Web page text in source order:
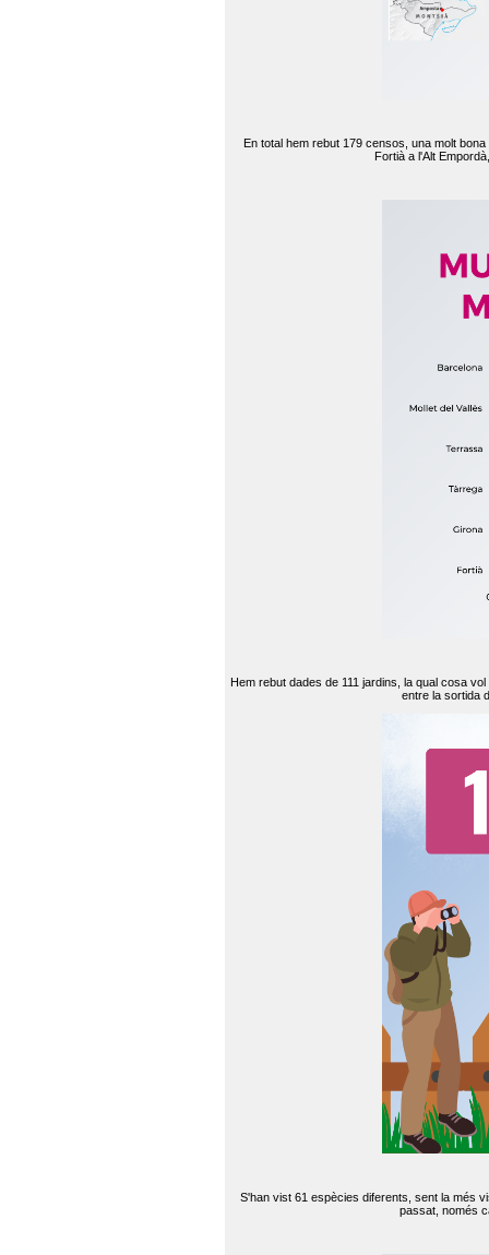
En total hem rebut 179 censos, una molt
Fortià a l'Alt
Hem rebut dades de 111 jardins, la qual cosa
entre la sortida
S'han vist 61 espècies diferents, sent la més
passat, només